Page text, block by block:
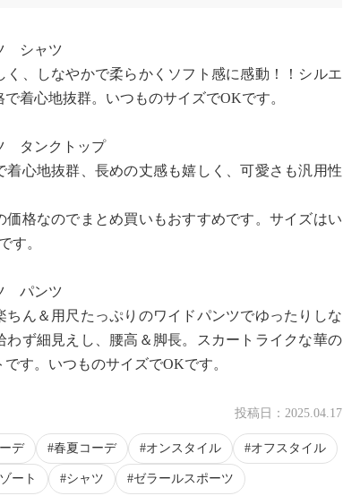
シャツ
く、しなやかで柔らかくソフト感に感動！！シルエ
着心地抜群。いつものサイズでOKです。
タンクトップ
着心地抜群、長めの丈感も嬉しく、可愛さも汎用性
価格なのでまとめ買いもおすすめです。サイズはい
す。
パンツ
ちん＆用尺たっぷりのワイドパンツでゆったりしな
わず細見えし、腰高＆脚長。スカートライクな華の
す。いつものサイズでOKです。
投稿日： 2025.04.17
デ 春夏コーデ オンスタイル オフスタイル
ート シャツ ゼラールスポーツ